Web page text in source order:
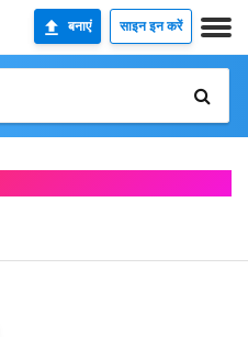
बनाएं साइन इन करें